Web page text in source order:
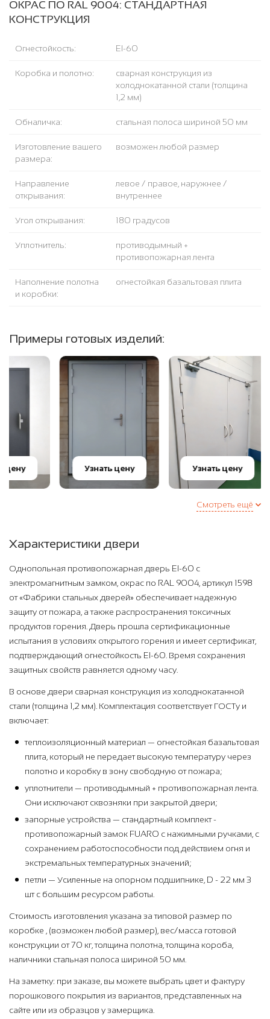
ОКРАС ПО RAL 9004: СТАНДАРТНАЯ
КОНСТРУКЦИЯ
Огнестойкость: EI-60
Коробка и полотно:
сварная конструкция из
холоднокатанной стали (толщина
1,2 мм)
Обналичка: стальная полоса шириной 50 мм
Изготовление вашего
размера:
возможен любой размер
Направление
открывания:
левое / правое, наружнее /
внутреннее
Угол открывания: 180 градусов
Уплотнитель:
противодымный +
противопожарная лента
Наполнение полотна
и коробки:
огнестойкая базальтовая плита
Примеры готовых изделий:
Узнать цену Узнать цену
Смотреть ещё
Характеристики двери
Однопольная противопожарная дверь EI-60 с
электромагнитным замком, окрас по RAL 9004, артикул 1598
от «Фабрики стальных дверей» обеспечивает надежную
защиту от пожара, а также распространения токсичных
продуктов горения. Дверь прошла сертификационные
испытания в условиях открытого горения и имеет сертификат,
подтверждающий огнестойкость EI-60. Время сохранения
защитных свойств равняется одному часу.
В основе двери сварная конструкция из холоднокатанной
стали (толщина 1,2 мм). Комплектация соответствует ГОСТу и
включает:
теплоизоляционный материал — огнестойкая базальтовая
плита, который не передает высокую температуру через
полотно и коробку в зону свободную от пожара;
уплотнители — противодымный + противопожарная лента.
Они исключают сквозняки при закрытой двери;
запорные устройства — стандартный комплект -
противопожарный замок FUARO с нажимными ручками, с
сохранением работоспособности под действием огня и
экстремальных температурных значений;
петли — Усиленные на опорном подшипнике, D - 22 мм 3
шт с большим ресурсом работы.
Стоимость изготовления указана за типовой размер по
коробке , (возможен любой размер), вес/масса готовой
конструкции от 70 кг, толщина полотна, толщина короба,
наличники стальная полоса шириной 50 мм.
На заметку: при заказе, вы можете выбрать цвет и фактуру
порошкового покрытия из вариантов, представленных на
сайте или из образцов у замерщика.